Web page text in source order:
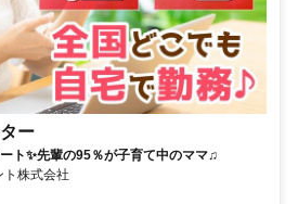
ー
ト✨先輩の95％が子育て中のママ♫
ト株式会社